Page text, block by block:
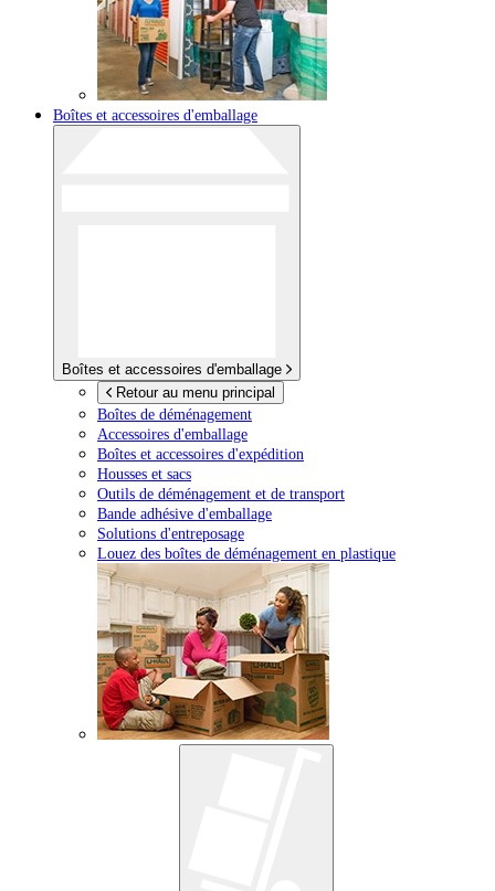
Boîtes et accessoires d'emballage
Boîtes et accessoires d'emballage
Retour au menu principal
Boîtes de déménagement
Accessoires d'emballage
Boîtes et accessoires d'expédition
Housses et sacs
Outils de déménagement et de transport
Bande adhésive d'emballage
Solutions d'entreposage
Louez des boîtes de déménagement en plastique